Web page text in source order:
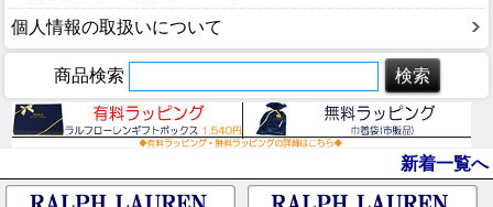
個人情報の取扱いについて
商品検索
新着一覧へ